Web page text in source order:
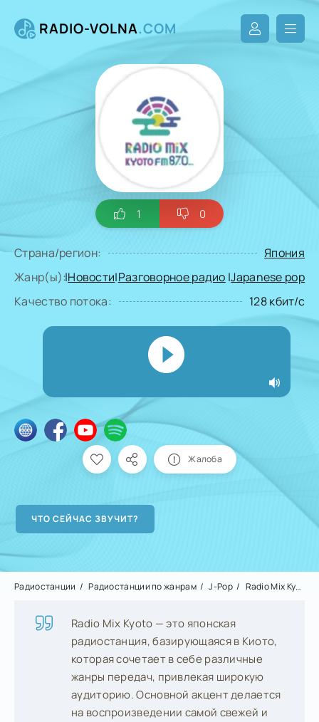
RADIO-VOLNA.COM
1 0
Страна/регион:
Япония
Жанр(ы):|Новости|Разговорное радио |Japanese pop
Качество потока:
128 кбит/с
Жалоба
Радиостанции Радиостанции по жанрам J-Pop Radio Mix Kyoto
Radio Mix Kyoto — это японская
радиостанция, базирующаяся в Киото,
которая сочетает в себе различные
жанры передач, привлекая широкую
аудиторию. Основной акцент делается
на воспроизведении самой свежей и